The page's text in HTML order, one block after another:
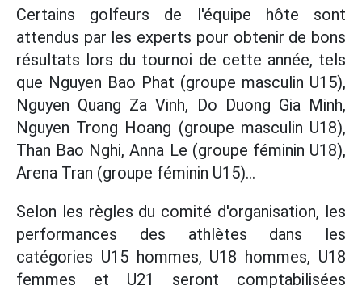
Certains golfeurs de l'équipe hôte sont
attendus par les experts pour obtenir de bons
résultats lors du tournoi de cette année, tels
que Nguyen Bao Phat (groupe masculin U15),
Nguyen Quang Za Vinh, Do Duong Gia Minh,
Nguyen Trong Hoang (groupe masculin U18),
Than Bao Nghi, Anna Le (groupe féminin U18),
Arena Tran (groupe féminin U15)...
Selon les règles du comité d'organisation, les
performances des athlètes dans les
catégories U15 hommes, U18 hommes, U18
femmes et U21 seront comptabilisées